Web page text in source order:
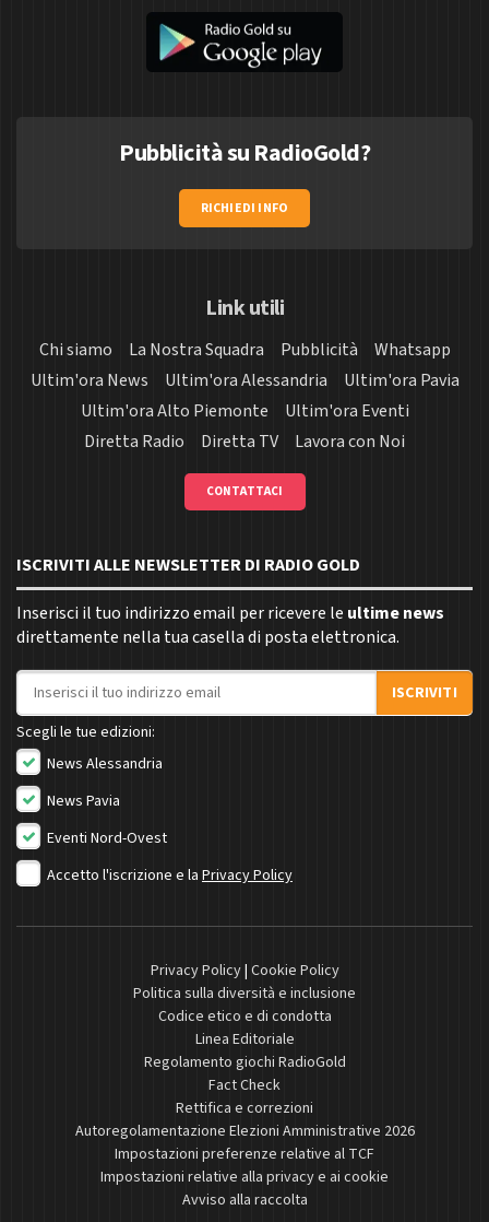
Pubblicità su RadioGold?
RICHIEDI INFO
Link utili
Chi siamo La Nostra Squadra Pubblicità
Whatsapp
Ultim'ora News
Ultim'ora Alessandria
Ultim'ora Pavia
Ultim'ora Alto Piemonte
Ultim'ora Eventi
Diretta Radio
Diretta TV Lavora con Noi
CONTATTACI
ISCRIVITI ALLE NEWSLETTER DI RADIO GOLD
Inserisci il tuo indirizzo email per ricevere le ultime news
direttamente nella tua casella di posta elettronica.
Indirizzo email
ISCRIVITI
Scegli le tue edizioni:
News Alessandria
News Pavia
Eventi Nord-Ovest
Accetto l'iscrizione e la Privacy Policy
Privacy Policy| Cookie Policy
Politica sulla diversità e inclusione
Codice etico e di condotta
Linea Editoriale
Regolamento giochi RadioGold
Fact Check
Rettifica e correzioni
Autoregolamentazione Elezioni Amministrative 2026
Impostazioni preferenze relative al TCF
Impostazioni relative alla privacy e ai cookie
Avviso alla raccolta